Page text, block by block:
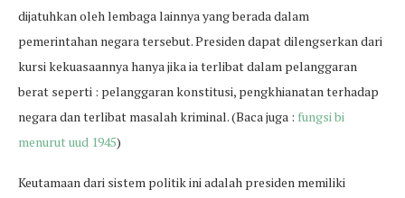
dijatuhkan oleh lembaga lainnya yang berada dalam
pemerintahan negara tersebut. Presiden dapat dilengserkan dari
kursi kekuasaannya hanya jika ia terlibat dalam pelanggaran
berat seperti : pelanggaran konstitusi, pengkhianatan terhadap
negara dan terlibat masalah kriminal. (Baca juga : fungsi bi
menurut uud 1945)
Keutamaan dari sistem politik ini adalah presiden memiliki